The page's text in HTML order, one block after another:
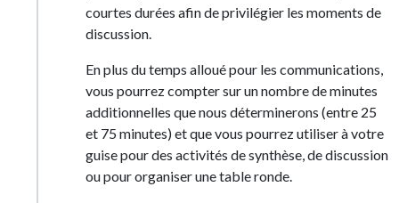
courtes durées afin de privilégier les moments de
discussion.
En plus du temps alloué pour les communications,
vous pourrez compter sur un nombre de minutes
additionnelles que nous déterminerons (entre 25
et 75 minutes) et que vous pourrez utiliser à votre
guise pour des activités de synthèse, de discussion
ou pour organiser une table ronde.